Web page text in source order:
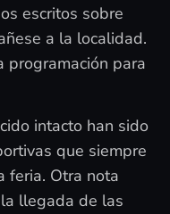
escritos sobre
a la localidad.
programación para
intacto han sido
que siempre
feria. Otra nota
llegada de las